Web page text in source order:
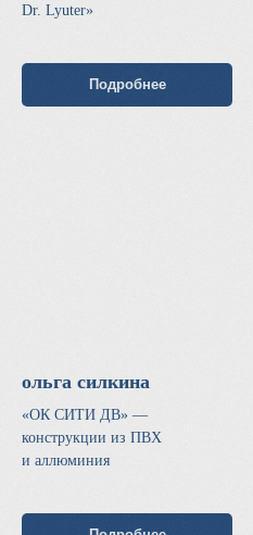
Dr. Lyuter»
Подробнее
ольга силкина
«ОК СИТИ ДВ» —
конструкции из ПВХ
и аллюминия